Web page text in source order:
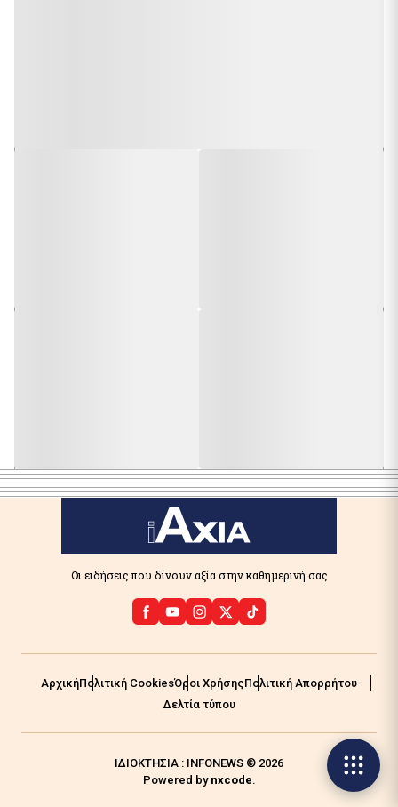
Οι ειδήσεις που δίνουν αξία στην καθημερινή σας
ΑρχικήΠολιτική CookiesΌροι ΧρήσηςΠολιτική Απορρήτου
Δελτία τύπου
ΙΔΙΟΚΤΗΣΙΑ : INFONEWS © 2026
Powered by nxcode.